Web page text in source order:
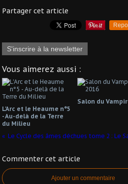
Partager cet article
S'inscrire à la newsletter
Vous aimerez aussi :
L'Arc et le Heaume n°5
- Au-delà de la Terre
du Milieu
Salon du
Le Cycle des âmes déchues tome 2 : Le
Commenter cet article
Ajouter un commentaire